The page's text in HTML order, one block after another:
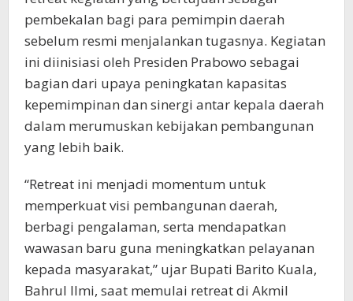
pembekalan bagi para pemimpin daerah
sebelum resmi menjalankan tugasnya. Kegiatan
ini diinisiasi oleh Presiden Prabowo sebagai
bagian dari upaya peningkatan kapasitas
kepemimpinan dan sinergi antar kepala daerah
dalam merumuskan kebijakan pembangunan
yang lebih baik.
“Retreat ini menjadi momentum untuk
memperkuat visi pembangunan daerah,
berbagi pengalaman, serta mendapatkan
wawasan baru guna meningkatkan pelayanan
kepada masyarakat,” ujar Bupati Barito Kuala,
Bahrul Ilmi, saat memulai retreat di Akmil